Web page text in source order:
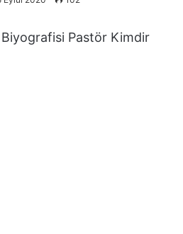
Pastör Kimdir